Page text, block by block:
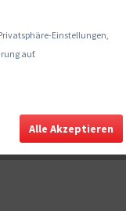
Einstellungen,
auf.
Alle Akzeptieren